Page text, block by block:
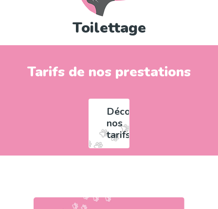
Toilettage
Tarifs de nos prestations
Découvrez
nos
tarifs